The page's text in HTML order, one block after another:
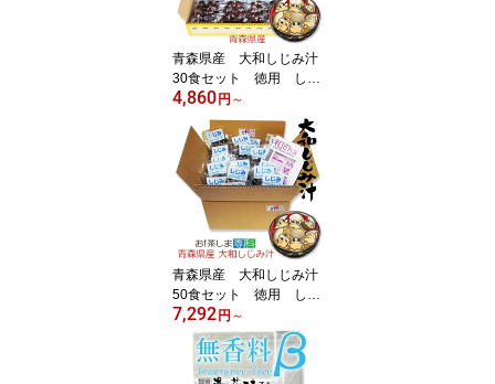
和風 パリパリ食感が梅
辰うめしんのオリジナル
青森県産 大和しじみ汁
30食セット 徳用 しじ
みちゃん本舗株式会社
常温保存 保存食 生み
そ/生味噌/しじみ味噌汁
インスタント 即席 味噌
汁 シジミ 蜆 インスタ
ント味噌汁 常温保存 個
包装 殻付きしじみ 味噌
みそ 簡単調理 常温
4,860円 ～
青森県産 大和しじみ汁
50食セット 徳用 しじ
みちゃん本舗株式会社
常温保存 保存食 青森
県産 しじみ味噌汁 イン
スタント 即席 味噌汁
7,292円 ～